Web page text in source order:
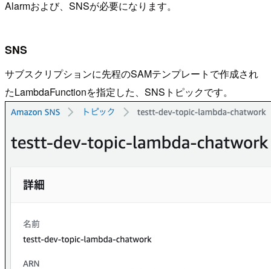
Alarmおよび、SNSが必要になります。
SNS
サブスクリプションに先程のSAMテンプレートで作成され
たLambdaFunctionを指定した、SNSトピックです。